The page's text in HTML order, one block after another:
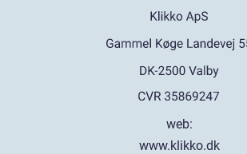
web:
www.klikko.dk